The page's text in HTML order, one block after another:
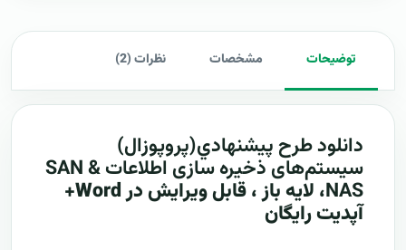
توضیحات مشخصات نظرات (2)
دانلود طرح پيشنهادي(پروپوزال)
سیستم‌های ذخیره سازی اطلاعات SAN &
NAS ، لایه باز ، قابل ویرایش در Word+
آپدیت رایگان